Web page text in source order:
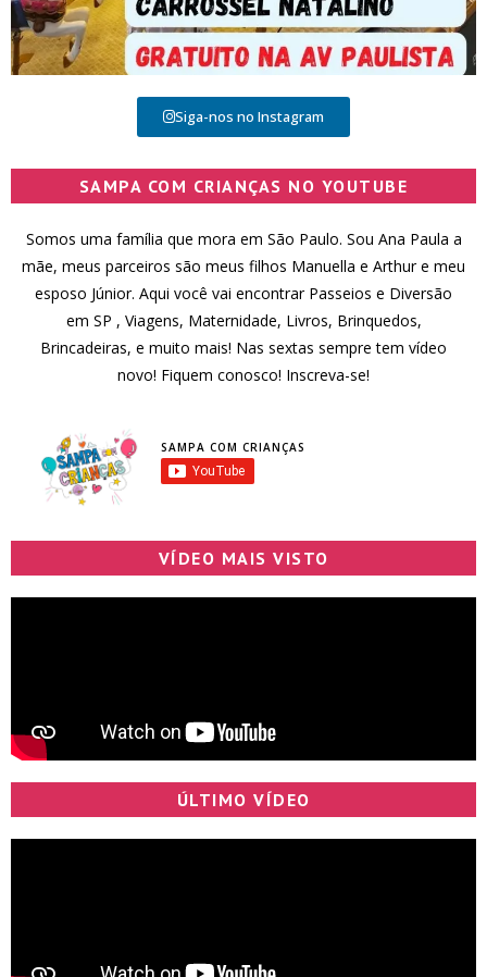
Siga-nos no Instagram
SAMPA COM CRIANÇAS NO YOUTUBE
Somos uma família que mora em São Paulo. Sou Ana Paula a
mãe, meus parceiros são meus filhos Manuella e Arthur e meu
esposo Júnior. Aqui você vai encontrar Passeios e Diversão
em SP , Viagens, Maternidade, Livros, Brinquedos,
Brincadeiras, e muito mais! Nas sextas sempre tem vídeo
novo! Fiquem conosco! Inscreva-se!
SAMPA COM CRIANÇAS
VÍDEO MAIS VISTO
ÚLTIMO VÍDEO